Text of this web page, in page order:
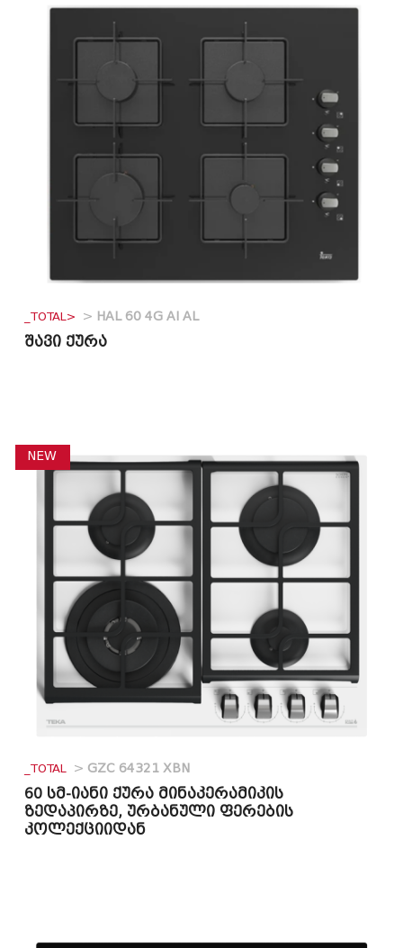
_TOTAL> > HAL 60 4G AI AL
შავი ქურა
NEW
_TOTAL > GZC 64321 XBN
60 სმ-იანი ქურა მინაკერამიკის
ზედაპირზე, ურბანული ფერების
კოლექციიდან